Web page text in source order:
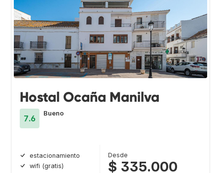
Hostal Ocaña Manilva
7.6
Bueno
estacionamiento
wifi (gratis)
Desde
$ 335.000